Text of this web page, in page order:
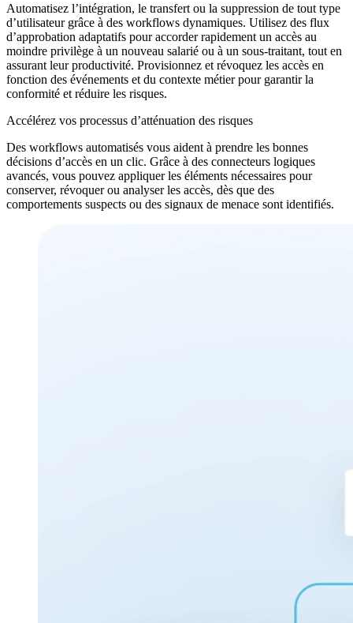
Automatisez l’intégration, le transfert ou la suppression de tout type
d’utilisateur grâce à des workflows dynamiques. Utilisez des flux
d’approbation adaptatifs pour accorder rapidement un accès au
moindre privilège à un nouveau salarié ou à un sous-traitant, tout en
assurant leur productivité. Provisionnez et révoquez les accès en
fonction des événements et du contexte métier pour garantir la
conformité et réduire les risques.
Accélérez vos processus d’atténuation des risques
Des workflows automatisés vous aident à prendre les bonnes
décisions d’accès en un clic. Grâce à des connecteurs logiques
avancés, vous pouvez appliquer les éléments nécessaires pour
conserver, révoquer ou analyser les accès, dès que des
comportements suspects ou des signaux de menace sont identifiés.